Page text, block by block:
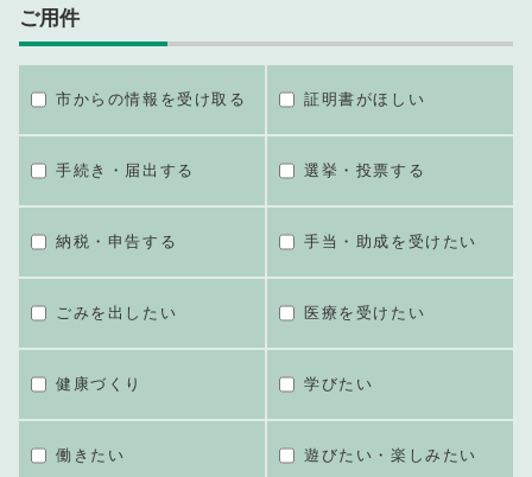
ご用件
市からの情報を受け取る 証明書がほしい
手続き・届出する 選挙・投票する
納税・申告する 手当・助成を受けたい
ごみを出したい 医療を受けたい
健康づくり 学びたい
働きたい 遊びたい・楽しみたい